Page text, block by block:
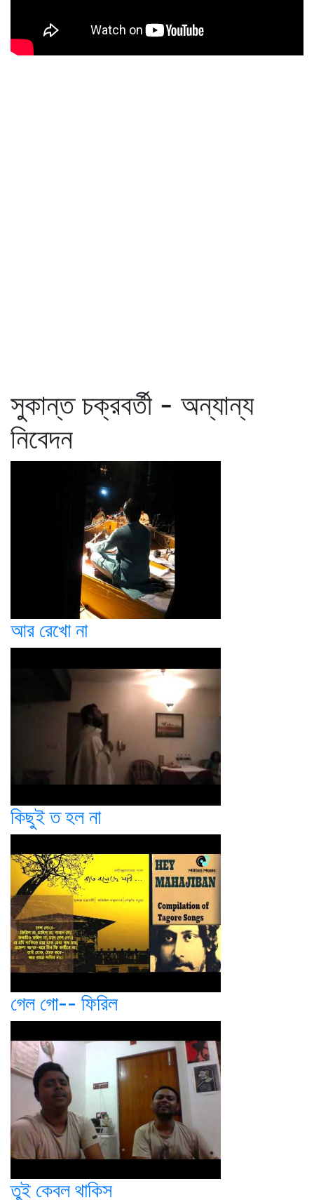
সুকান্ত চক্রবর্তী - অন্যান্য
নিবেদন
আর রেখো না
কিছুই ত হল না
গেল গো-- ফিরিল
তুই কেবল থাকিস